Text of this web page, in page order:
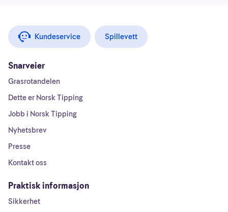
Kundeservice Spillevett
Snarveier
Grasrotandelen
Dette er Norsk Tipping
Jobb i Norsk Tipping
Nyhetsbrev
Presse
Kontakt oss
Praktisk informasjon
Sikkerhet